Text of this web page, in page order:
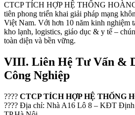
CTCP TÍCH HỢP HỆ THỐNG
tiên phong triển khai giải pháp mạng
Việt Nam. Với hơn 10 năm kinh nghiệm
kho lạnh, logistics, giáo dục & y tế –
toàn diện và bền vững.
VIII. Liên Hệ Tư Vấn &
Công Nghiệp
???? CTCP TÍCH HỢP HỆ THỐNG
???? Địa chỉ: Nhà A16 Lô 8 – KĐT